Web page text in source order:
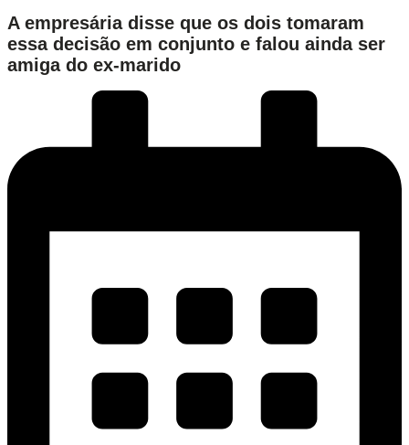
A empresária disse que os dois tomaram
essa decisão em conjunto e falou ainda ser
amiga do ex-marido